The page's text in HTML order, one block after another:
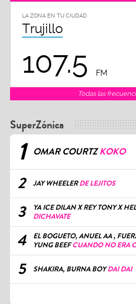
LA ZONA EN TU CIUDAD
Trujillo
107.5 FM
Todas las
SuperZónica
1 OMAR COURTZKOKO
2 JAY WHEELERDE LEJITOS
3
YA ICE DILAN X REY TONY X
DICHAVATE
4
EL BOGUETO, ANUEL AA ,
YUNG BEEFCUANDO NO ERA
5 SHAKIRA, BURNA BOYDAI DAI